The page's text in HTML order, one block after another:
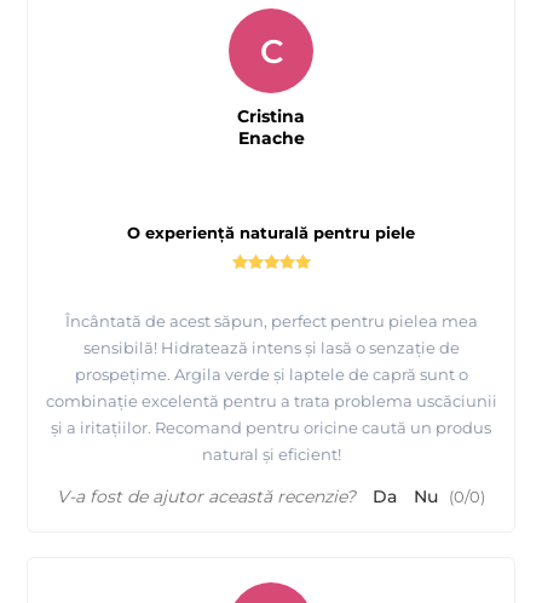
O experiență naturală pentru piele
Încântată de acest săpun, perfect pentru pielea mea
sensibilă! Hidratează intens și lasă o senzație de
prospețime. Argila verde și laptele de capră sunt o
combinație excelentă pentru a trata problema uscăciunii
și a iritațiilor. Recomand pentru oricine caută un produs
natural și eficient!
C
Cristina
Enache
V-a fost de ajutor această recenzie? Da Nu (0/0)